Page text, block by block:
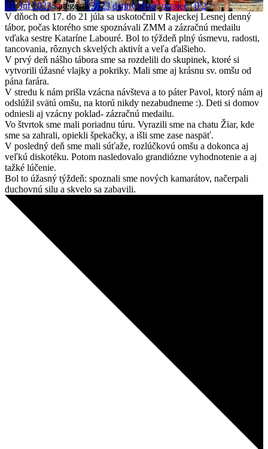
21. Júl 2023 kategória 2023 denný tábor,osrajec|0 2
V dňoch od 17. do 21 júla sa uskotočnil v Rajeckej Lesnej denný
tábor, počas ktorého sme spoznávali ZMM a zázračnú medailu
vďaka sestre Kataríne Labouré. Bol to týždeň plný úsmevu, radosti,
tancovania, rôznych skvelých aktivít a veľa ďalšieho.
V prvý deň nášho tábora sme sa rozdelili do skupinek, ktoré si
vytvorili úžasné vlajky a pokriky. Mali sme aj krásnu sv. omšu od
pána farára.
V stredu k nám prišla vzácna návšteva a to páter Pavol, ktorý nám aj
odslúžil svätú omšu, na ktorú nikdy nezabudneme :). Deti si domov
odniesli aj vzácny poklad- zázračnú medailu.
Vo štvrtok sme mali poriadnu túru. Vyrazili sme na chatu Žiar, kde
sme sa zahrali, opiekli špekačky, a išli sme zase naspäť.
V posledný deň sme mali súťaže, rozlúčkovú omšu a dokonca aj
veľkú diskotéku. Potom nasledovalo grandiózne vyhodnotenie a aj
tažké lúčenie.
Bol to úžasný týždeň: spoznali sme nových kamarátov, načerpali
duchovnú silu a skvelo sa zabavili.